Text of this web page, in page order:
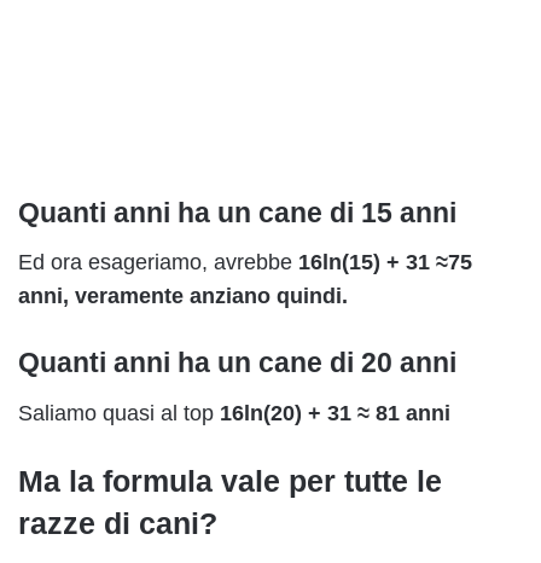
Quanti anni ha un cane di 15 anni
Ed ora esageriamo, avrebbe 16ln(15) + 31 ≈75
anni, veramente anziano quindi.
Quanti anni ha un cane di 20 anni
Saliamo quasi al top 16ln(20) + 31 ≈ 81 anni
Ma la formula vale per tutte le
razze di cani?